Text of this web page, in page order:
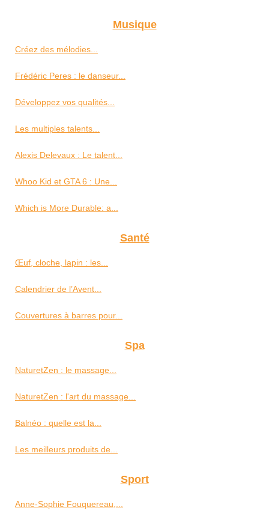
Musique
Créez des mélodies...
Frédéric Peres : le danseur...
Développez vos qualités...
Les multiples talents...
Alexis Delevaux : Le talent...
Whoo Kid et GTA 6 : Une...
Which is More Durable: a...
Santé
Œuf, cloche, lapin : les...
Calendrier de l’Avent...
Couvertures à barres pour...
Spa
NaturetZen : le massage...
NaturetZen : l'art du massage...
Balnéo : quelle est la...
Les meilleurs produits de...
Sport
Anne-Sophie Fouquereau,...